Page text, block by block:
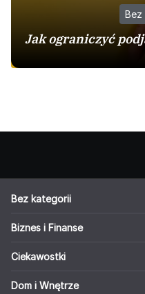
Bez
Jak ograniczyć
Bez kategorii
Biznes i Finanse
Ciekawostki
Dom i Wnętrze